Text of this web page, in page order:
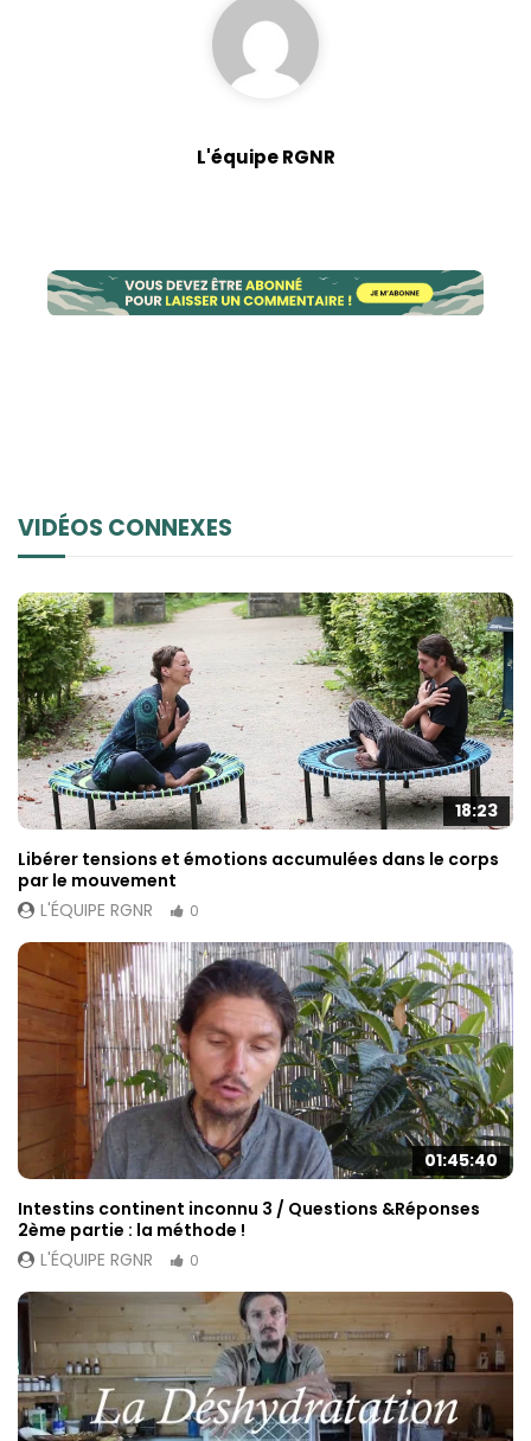
L'équipe RGNR
VIDÉOS CONNEXES
18:23
Libérer tensions et émotions accumulées dans le corps
par le mouvement
L'ÉQUIPE RGNR
0
01:45:40
Intestins continent inconnu 3 / Questions &Réponses
2ème partie : la méthode !
L'ÉQUIPE RGNR
0